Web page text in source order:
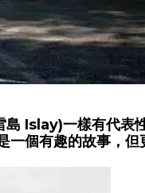
Islay)一樣有代表
個有趣的故事，但